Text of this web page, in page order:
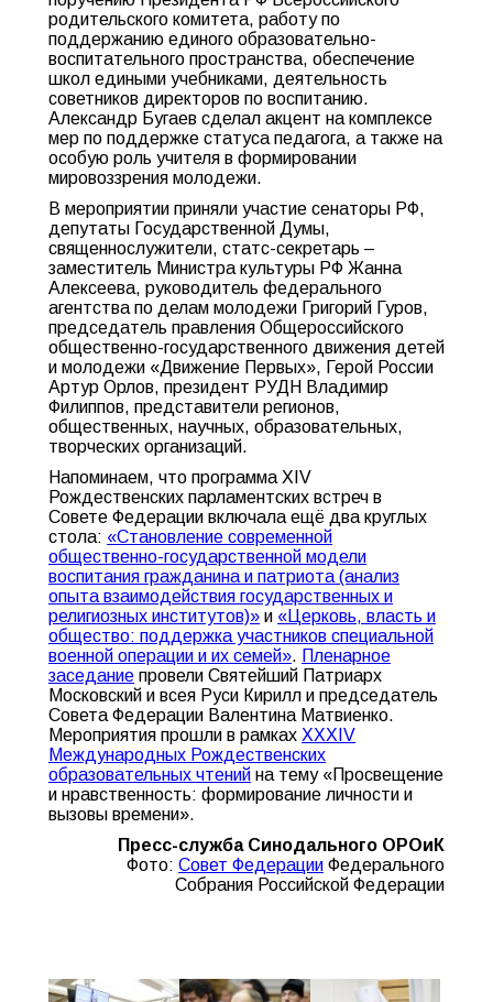
родительского комитета, работу по
поддержанию единого образовательно-
воспитательного пространства, обеспечение
школ едиными учебниками, деятельность
советников директоров по воспитанию.
Александр Бугаев сделал акцент на комплексе
мер по поддержке статуса педагога, а также на
особую роль учителя в формировании
мировоззрения молодежи.
В мероприятии приняли участие сенаторы РФ,
депутаты Государственной Думы,
священнослужители, статс-секретарь –
заместитель Министра культуры РФ Жанна
Алексеева, руководитель федерального
агентства по делам молодежи Григорий Гуров,
председатель правления Общероссийского
общественно-государственного движения детей
и молодежи «Движение Первых», Герой России
Артур Орлов, президент РУДН Владимир
Филиппов, представители регионов,
общественных, научных, образовательных,
творческих организаций.
Напоминаем, что программа ХIV
Рождественских парламентских встреч в
Совете Федерации включала ещё два круглых
стола: «Становление современной
общественно-государственной модели
воспитания гражданина и патриота (анализ
опыта взаимодействия государственных и
религиозных институтов)» и «Церковь, власть и
общество: поддержка участников специальной
военной операции и их семей». Пленарное
заседание провели Святейший Патриарх
Московский и всея Руси Кирилл и председатель
Совета Федерации Валентина Матвиенко.
Мероприятия прошли в рамках XXXIV
Международных Рождественских
образовательных чтений на тему «Просвещение
и нравственность: формирование личности и
вызовы времени».
Пресс-служба Синодального ОРОиК
Фото: Совет Федерации Федерального
Собрания Российской Федерации